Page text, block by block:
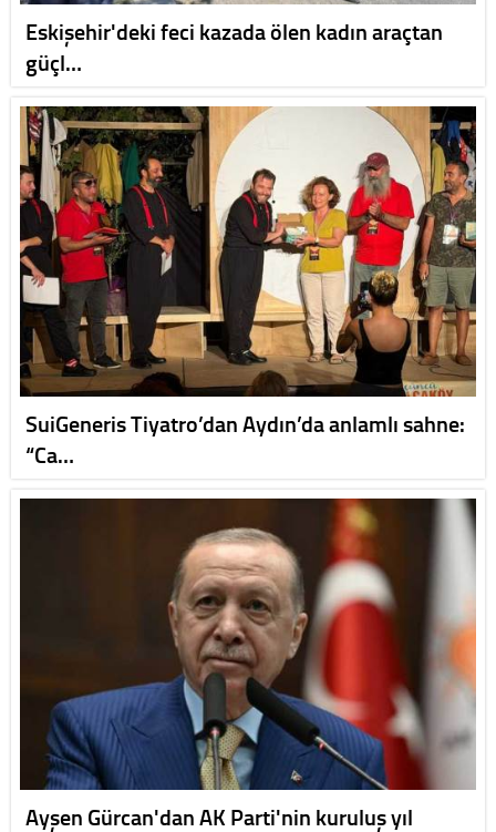
Eskişehir'deki feci kazada ölen kadın araçtan
güçl…
SuiGeneris Tiyatro’dan Aydın’da anlamlı sahne:
“Ca…
Ayşen Gürcan'dan AK Parti'nin kuruluş yıl